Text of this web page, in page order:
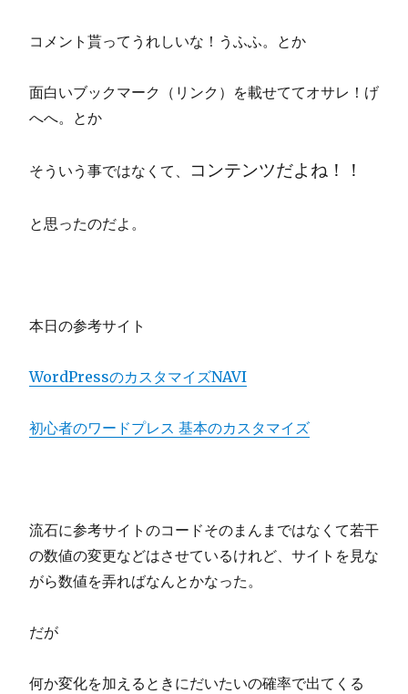
コメント貰ってうれしいな！うふふ。とか
面白いブックマーク（リンク）を載せててオサレ！げ
へへ。とか
そういう事ではなくて、 コンテンツだよね！！
と思ったのだよ。
本日の参考サイト
WordPressのカスタマイズNAVI
初心者のワードプレス 基本のカスタマイズ
流石に参考サイトのコードそのまんまではなくて若干
の数値の変更などはさせているけれど、サイトを見な
がら数値を弄ればなんとかなった。
だが
何か変化を加えるときにだいたいの確率で出てくる